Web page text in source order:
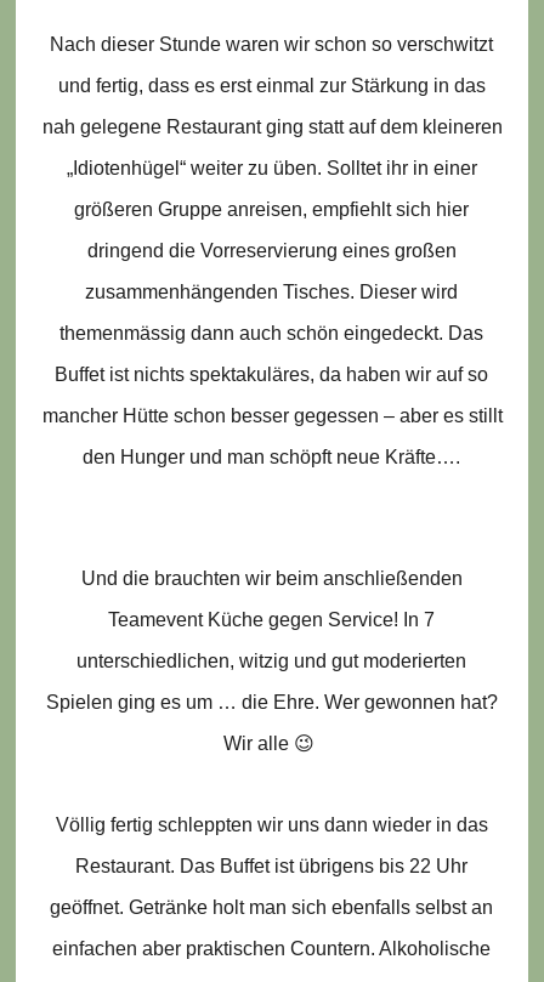
Nach dieser Stunde waren wir schon so verschwitzt
und fertig, dass es erst einmal zur Stärkung in das
nah gelegene Restaurant ging statt auf dem kleineren
„Idiotenhügel“ weiter zu üben. Solltet ihr in einer
größeren Gruppe anreisen, empfiehlt sich hier
dringend die Vorreservierung eines großen
zusammenhängenden Tisches. Dieser wird
themenmässig dann auch schön eingedeckt. Das
Buffet ist nichts spektakuläres, da haben wir auf so
mancher Hütte schon besser gegessen – aber es stillt
den Hunger und man schöpft neue Kräfte….
Und die brauchten wir beim anschließenden
Teamevent Küche gegen Service! In 7
unterschiedlichen, witzig und gut moderierten
Spielen ging es um … die Ehre. Wer gewonnen hat?
Wir alle 😉
Völlig fertig schleppten wir uns dann wieder in das
Restaurant. Das Buffet ist übrigens bis 22 Uhr
geöffnet. Getränke holt man sich ebenfalls selbst an
einfachen aber praktischen Countern. Alkoholische